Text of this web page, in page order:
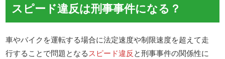
スピード違反は刑事事件になる？
車やバイクを運転する場合に法定速度や制限速度を超えて走
行することで問題となるスピード違反と刑事事件の関係性に